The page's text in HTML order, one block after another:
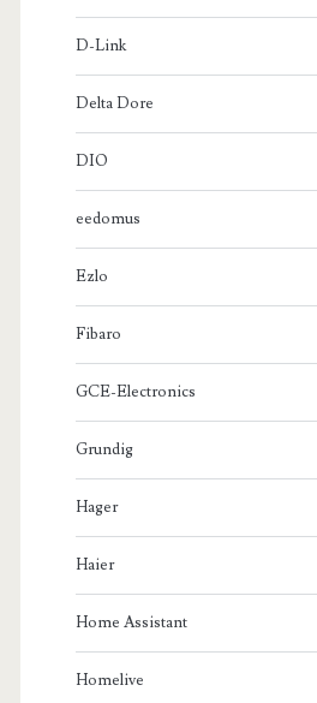
D-Link
Delta Dore
DIO
eedomus
Ezlo
Fibaro
GCE-Electronics
Grundig
Hager
Haier
Home Assistant
Homelive